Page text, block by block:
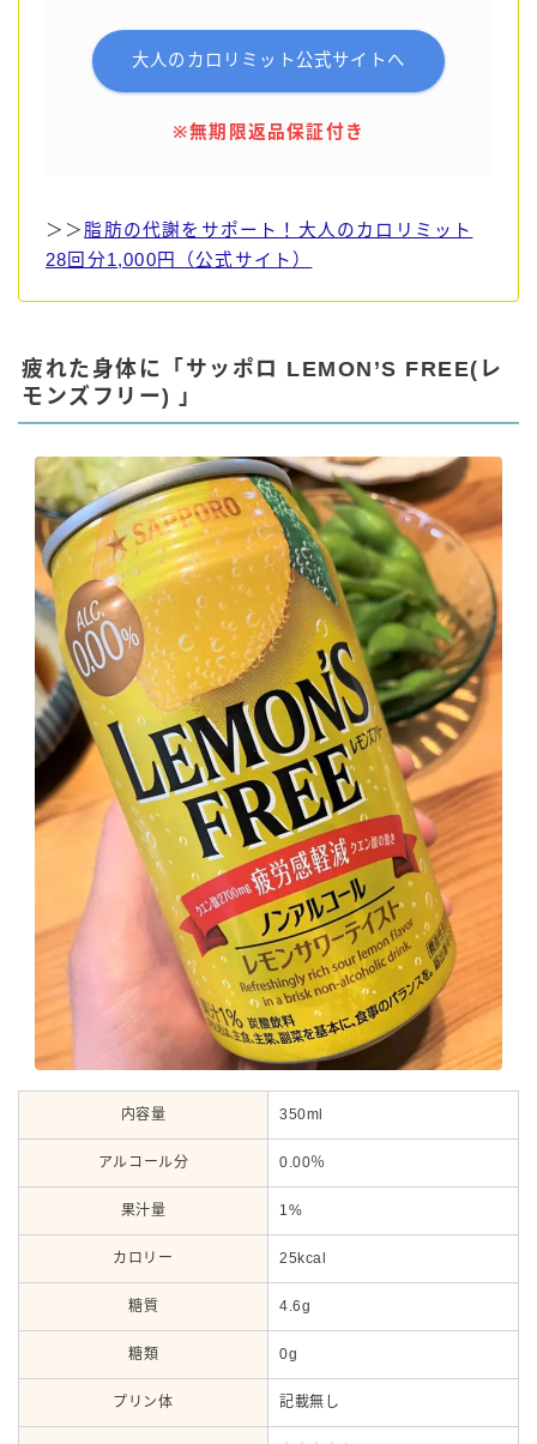
大人のカロリミット公式サイトへ
※無期限返品保証付き
＞＞ 脂肪の代謝をサポート！大人のカロリミット
28回分1,000円（公式サイト）
疲れた身体に「サッポロ LEMON’S FREE(レ
モンズフリー) 」
内容量 350ml
アルコール分 0.00％
果汁量 1%
カロリー 25kcal
糖質 4.6g
糖類 0g
プリン体 記載無し